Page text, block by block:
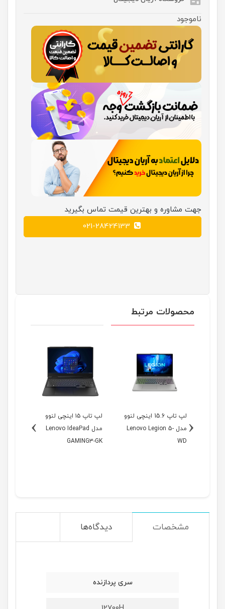
ناموجود
جهت مشاوره و بهترین قیمت تماس بگیرید
محصولات مرتبط
لپ تاپ 15.6 اینچی لنوو
مدل Lenovo Legion 5-
WD
لپ تاپ ۱۵ اینچی لنوو
مدل Lenovo IdeaPad
GAMING3-GK
‹
›
مشخصات دیدگاه‌ها
سری پردازنده